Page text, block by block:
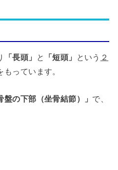
「長頭」 と 「短頭」 という ２
もっています。
盤の下部（坐骨結節） 」 で、